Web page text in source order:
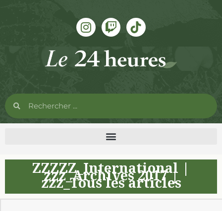
ZZZZZ_International
zzz_Archives 2017|
zzz_Tous les articles